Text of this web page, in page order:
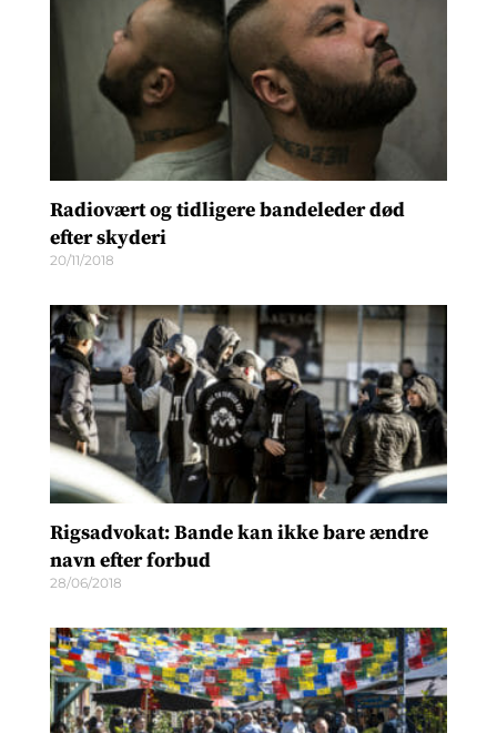
Radiovært og tidligere bandeleder død
efter skyderi
20/11/2018
Rigsadvokat: Bande kan ikke bare ændre
navn efter forbud
28/06/2018